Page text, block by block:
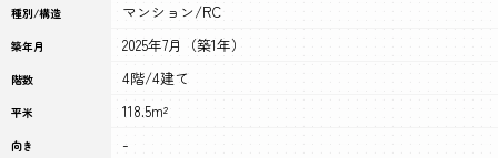
種別/構造 マンション/RC
築年月 2025年7月（築1年）
階数 4階/4建て
平米 118.5m²
向き -